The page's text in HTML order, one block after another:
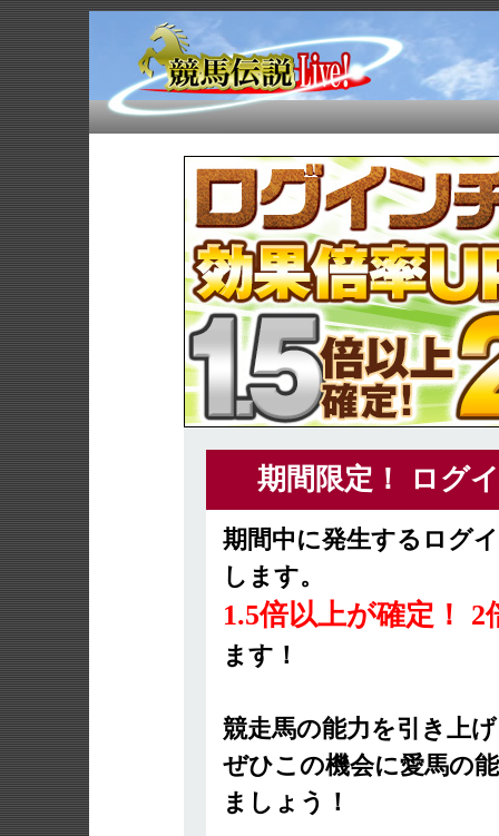
期間限定！ ログ
期間中に発生するログ
します。
1.5倍以上が確定！
ます！
競走馬の能力を引き上
ぜひこの機会に愛馬の
ましょう！